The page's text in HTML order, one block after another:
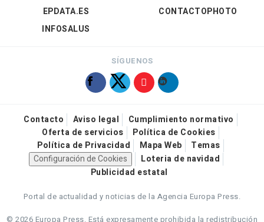
EPDATA.ES
INFOSALUS
CONTACTOPHOTO
SÍGUENOS
Contacto Aviso legal
Cumplimiento normativo
Oferta de servicios
Política de Cookies
Política de Privacidad
Mapa Web
Temas
Configuración de Cookies
Loteria de navidad
Publicidad estatal
Portal de actualidad y noticias de la Agencia Europa Press.
© 2026 Europa Press. Está expresamente prohibida la redistribución